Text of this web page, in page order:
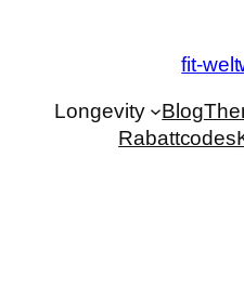
fit-
Longevity Blog
Rabattcodes